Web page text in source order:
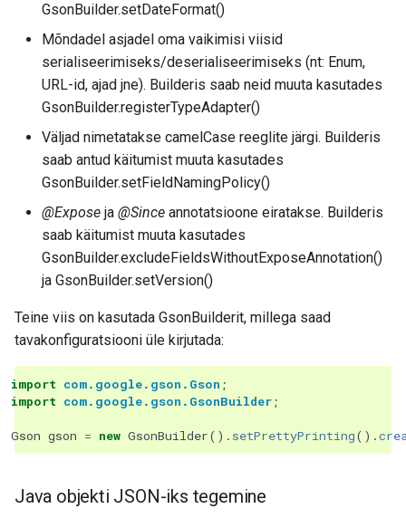
GsonBuilder.setDateFormat()
Mõndadel asjadel oma vaikimisi viisid
serialiseerimiseks/deserialiseerimiseks (nt: Enum,
URL-id, ajad jne). Builderis saab neid muuta kasutades
GsonBuilder.registerTypeAdapter()
Väljad nimetatakse camelCase reeglite järgi. Builderis
saab antud käitumist muuta kasutades
GsonBuilder.setFieldNamingPolicy()
@Expose ja @Since annotatsioone eiratakse. Builderis
saab käitumist muuta kasutades
GsonBuilder.excludeFieldsWithoutExposeAnnotation()
ja GsonBuilder.setVersion()
Teine viis on kasutada GsonBuilderit, millega saad
tavakonfiguratsiooni üle kirjutada:
import com.google.gson.Gson ;
import com.google.gson.GsonBuilder ;
Gson gson = new GsonBuilder(). setPrettyPrinting().
Java objekti JSON-iks tegemine